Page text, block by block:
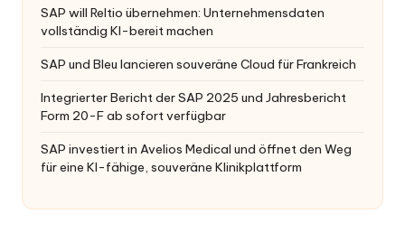
SAP will Reltio übernehmen: Unternehmensdaten
vollständig KI-bereit machen
SAP und Bleu lancieren souveräne Cloud für Frankreich
Integrierter Bericht der SAP 2025 und Jahresbericht
Form 20-F ab sofort verfügbar
SAP investiert in Avelios Medical und öffnet den Weg
für eine KI-fähige, souveräne Klinikplattform